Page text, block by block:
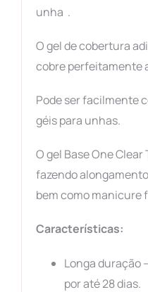
unha .
O gel de cobertura
cobre perfeitamente
Pode ser facilmente
géis para unhas.
O gel Base One
fazendo
bem como manicure
Características:
Longa duração
por até 28 dias.